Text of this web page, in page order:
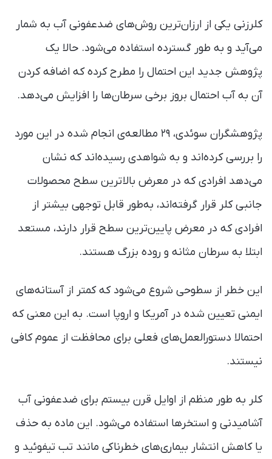
کلرزنی یکی از ارزان‌ترین روش‌های ضدعفونی آب به شمار
می‌آید و به طور گسترده استفاده می‌شود. حالا یک
پژوهش جدید این احتمال را مطرح کرده که اضافه کردن
آن به آب احتمال بروز برخی سرطان‌ها را افزایش می‌دهد.
پژوهشگران سوئدی، ۲۹ مطالعه‌ی انجام شده در این مورد
را بررسی کرده‌اند و به شواهدی رسیده‌اند که نشان
می‌دهد افرادی که در معرض بالاترین سطح محصولات
جانبی کلر قرار گرفته‌اند، به‌طور قابل توجهی بیشتر از
افرادی که در معرض پایین‌ترین سطح قرار دارند، مستعد
ابتلا به سرطان مثانه و روده بزرگ هستند.
این خطر از سطوحی شروع می‌شود که کمتر از آستانه‌های
ایمنی تعیین شده در آمریکا و اروپا است. به این معنی که
احتمالا دستورالعمل‌های فعلی برای محافظت از عموم کافی
نیستند.
کلر به طور منظم از اوایل قرن بیستم برای ضدعفونی آب
آشامیدنی و استخرها استفاده می‌شود. این ماده به حذف
یا کاهش انتشار بیماری‌های خطرناکی مانند تب تیفوئید و